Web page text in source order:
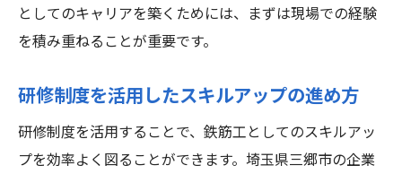
としてのキャリアを築くためには、まずは現場での経験
を積み重ねることが重要です。
研修制度を活用したスキルアップの進め方
研修制度を活用することで、鉄筋工としてのスキルアッ
プを効率よく図ることができます。埼玉県三郷市の企業